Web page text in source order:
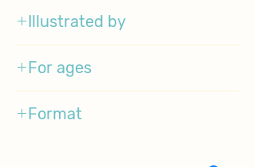
Illustrated by
For ages
Format